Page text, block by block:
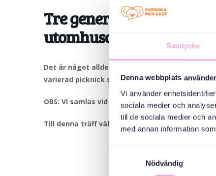
Samtycke
Denna webbplats
Vi använder
sociala medier och
till de sociala medier och
med annan information
Nödvändig
Tre generationer möts:
utomhusaktiviteter
Det är något alldeles särskilt med att äta mat
varierad picknick så att alla hittar det de vill
OBS: Vi samlas vid Opalen och går sen ihop till
Till denna träff välkomnar vi småbarnsfamiljer